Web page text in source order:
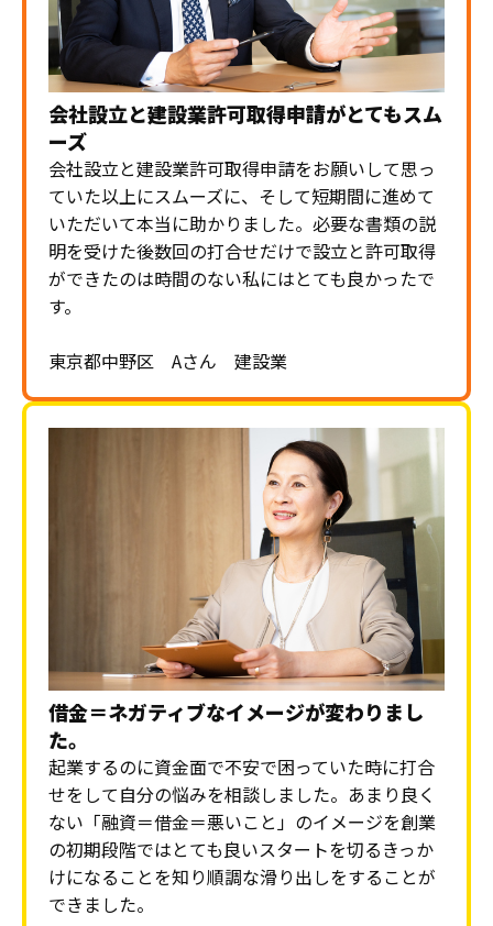
会社設立と建設業許可取得申請がとてもスム
ーズ
会社設立と建設業許可取得申請をお願いして思っ
ていた以上にスムーズに、そして短期間に進めて
いただいて本当に助かりました。必要な書類の説
明を受けた後数回の打合せだけで設立と許可取得
ができたのは時間のない私にはとても良かったで
す。
東京都中野区 Aさん 建設業
借金＝ネガティブなイメージが変わりまし
た。
起業するのに資金面で不安で困っていた時に打合
せをして自分の悩みを相談しました。あまり良く
ない「融資＝借金＝悪いこと」のイメージを創業
の初期段階ではとても良いスタートを切るきっか
けになることを知り順調な滑り出しをすることが
できました。